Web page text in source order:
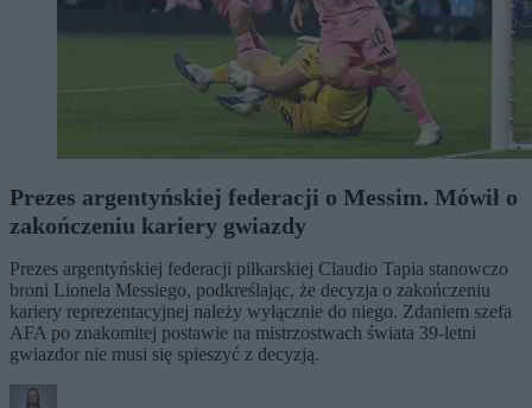
Prezes argentyńskiej federacji o Messim. Mówił o
zakończeniu kariery gwiazdy
Prezes argentyńskiej federacji piłkarskiej Claudio Tapia stanowczo
broni Lionela Messiego, podkreślając, że decyzja o zakończeniu
kariery reprezentacyjnej należy wyłącznie do niego. Zdaniem szefa
AFA po znakomitej postawie na mistrzostwach świata 39-letni
gwiazdor nie musi się spieszyć z decyzją.